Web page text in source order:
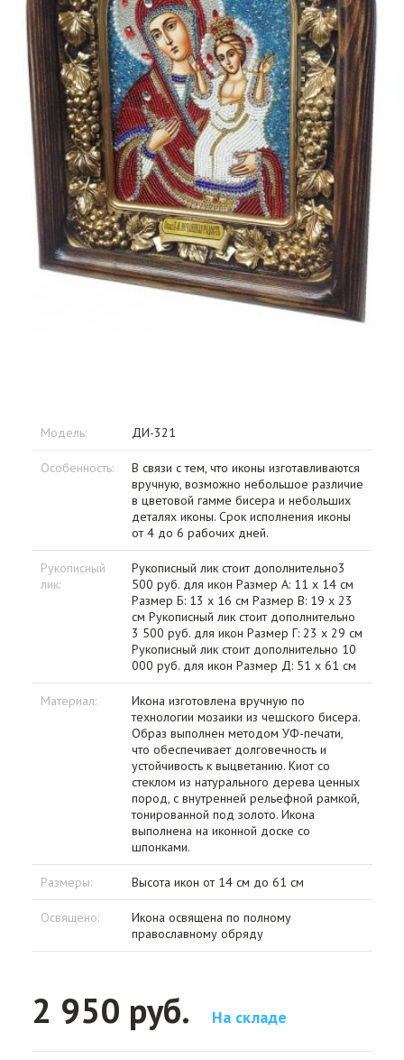
Модель: ДИ-321
Особенность:
В связи с тем, что иконы изготавливаются
вручную, возможно небольшое различие
в цветовой гамме бисера и небольших
деталях иконы. Срок исполнения иконы
от 4 до 6 рабочих дней.
Рукописный
лик:
Рукописный лик стоит дополнительно3
500 руб. для икон Размер А: 11 х 14 см
Размер Б: 13 х 16 см Размер В: 19 х 23
см Рукописный лик стоит дополнительно
3 500 руб. для икон Размер Г: 23 х 29 см
Рукописный лик стоит дополнительно 10
000 руб. для икон Размер Д: 51 х 61 см
Материал:
Икона изготовлена вручную по
технологии мозаики из чешского бисера.
Образ выполнен методом УФ-печати,
что обеспечивает долговечность и
устойчивость к выцветанию. Киот со
стеклом из натурального дерева ценных
пород, с внутренней рельефной рамкой,
тонированной под золото. Икона
выполнена на иконной доске со
шпонками.
Размеры: Высота икон от 14 см до 61 см
Освящено:
Икона освящена по полному
православному обряду
2 950 руб. На складе